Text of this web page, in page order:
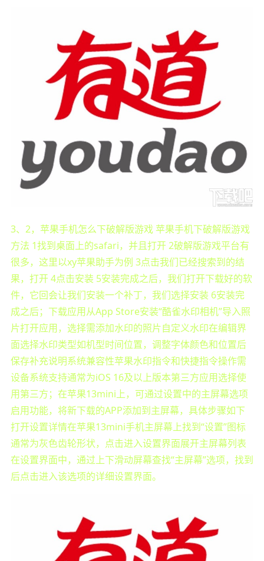
3、2，苹果手机怎么下破解版游戏 苹果手机下破解版游戏
方法 1找到桌面上的safari，并且打开 2破解版游戏平台有
很多，这里以xy苹果助手为例 3点击我们已经搜索到的结
果，打开 4点击安装 5安装完成之后，我们打开下载好的软
件，它回会让我们安装一个补丁，我们选择安装 6安装完
成之后；下载应用从App Store安装“酷雀水印相机”导入照
片打开应用，选择需添加水印的照片自定义水印在编辑界
面选择水印类型如机型时间位置，调整字体颜色和位置后
保存补充说明系统兼容性苹果水印指令和快捷指令操作需
设备系统支持通常为iOS 16及以上版本第三方应用选择使
用第三方；在苹果13mini上，可通过设置中的主屏幕选项
启用功能，将新下载的APP添加到主屏幕，具体步骤如下
打开设置详情在苹果13mini手机主屏幕上找到“设置”图标
通常为灰色齿轮形状，点击进入设置界面展开主屏幕列表
在设置界面中，通过上下滑动屏幕查找“主屏幕”选项，找到
后点击进入该选项的详细设置界面。